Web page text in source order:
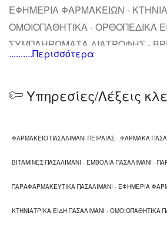
ΕΦΗΜΕΡΙΑ ΦΑΡΜΑΚΕΙΩΝ -
ΟΜΟΙΟΠΑΘΗΤΙΚΑ - ΟΡΘΟΠΕΔΙΚΑ
ΣΥΜΠΛΗΡΩΜΑΤΑ ΔΙΑΤΡΟΦΗΣ -
ΒΡΕΦΙΚΑ ΓΑΛΑΤΑ - ΚΡΕΜΕΣ
..........Περισσότερα
Υπηρεσίες/Λέξεις
ΦΑΡΜΑΚΕΙΟ ΠΑΣΑΛΙΜΑΝΙ ΠΕΙΡΑΙΑΣ - ΦΑΡΜΑΚΑ
ΒΙΤΑΜΙΝΕΣ ΠΑΣΑΛΙΜΑΝΙ - ΕΜΒΟΛΙΑ ΠΑΣΑΛΙΜΑΝΙ -
ΠΑΡΑΦΑΡΜΑΚΕΥΤΙΚΑ ΠΑΣΑΛΙΜΑΝΙ - ΕΦΗΜΕΡΙΑ
ΚΤΗΝΙΑΤΡΙΚΑ ΕΙΔΗ ΠΑΣΑΛΙΜΑΝΙ - ΟΜΟΙΟΠΑΘΗΤΙΚΑ